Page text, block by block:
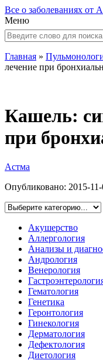
Все о заболеваниях от
Меню
Главная »
лечение при
Кашель:
при
Астма
Опубликовано: 2015-
Акушерство
Аллергология
Анализы и
Андрология
Венерология
Гематология
Генетика
Геронтология
Гинекология
Дерматология
Дефектология
Диетология